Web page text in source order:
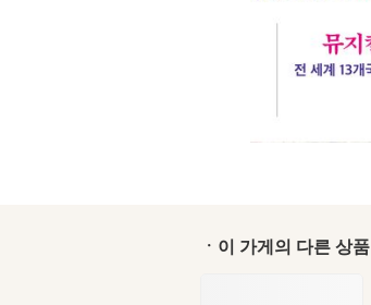
ㆍ이 가게의 다른 상품